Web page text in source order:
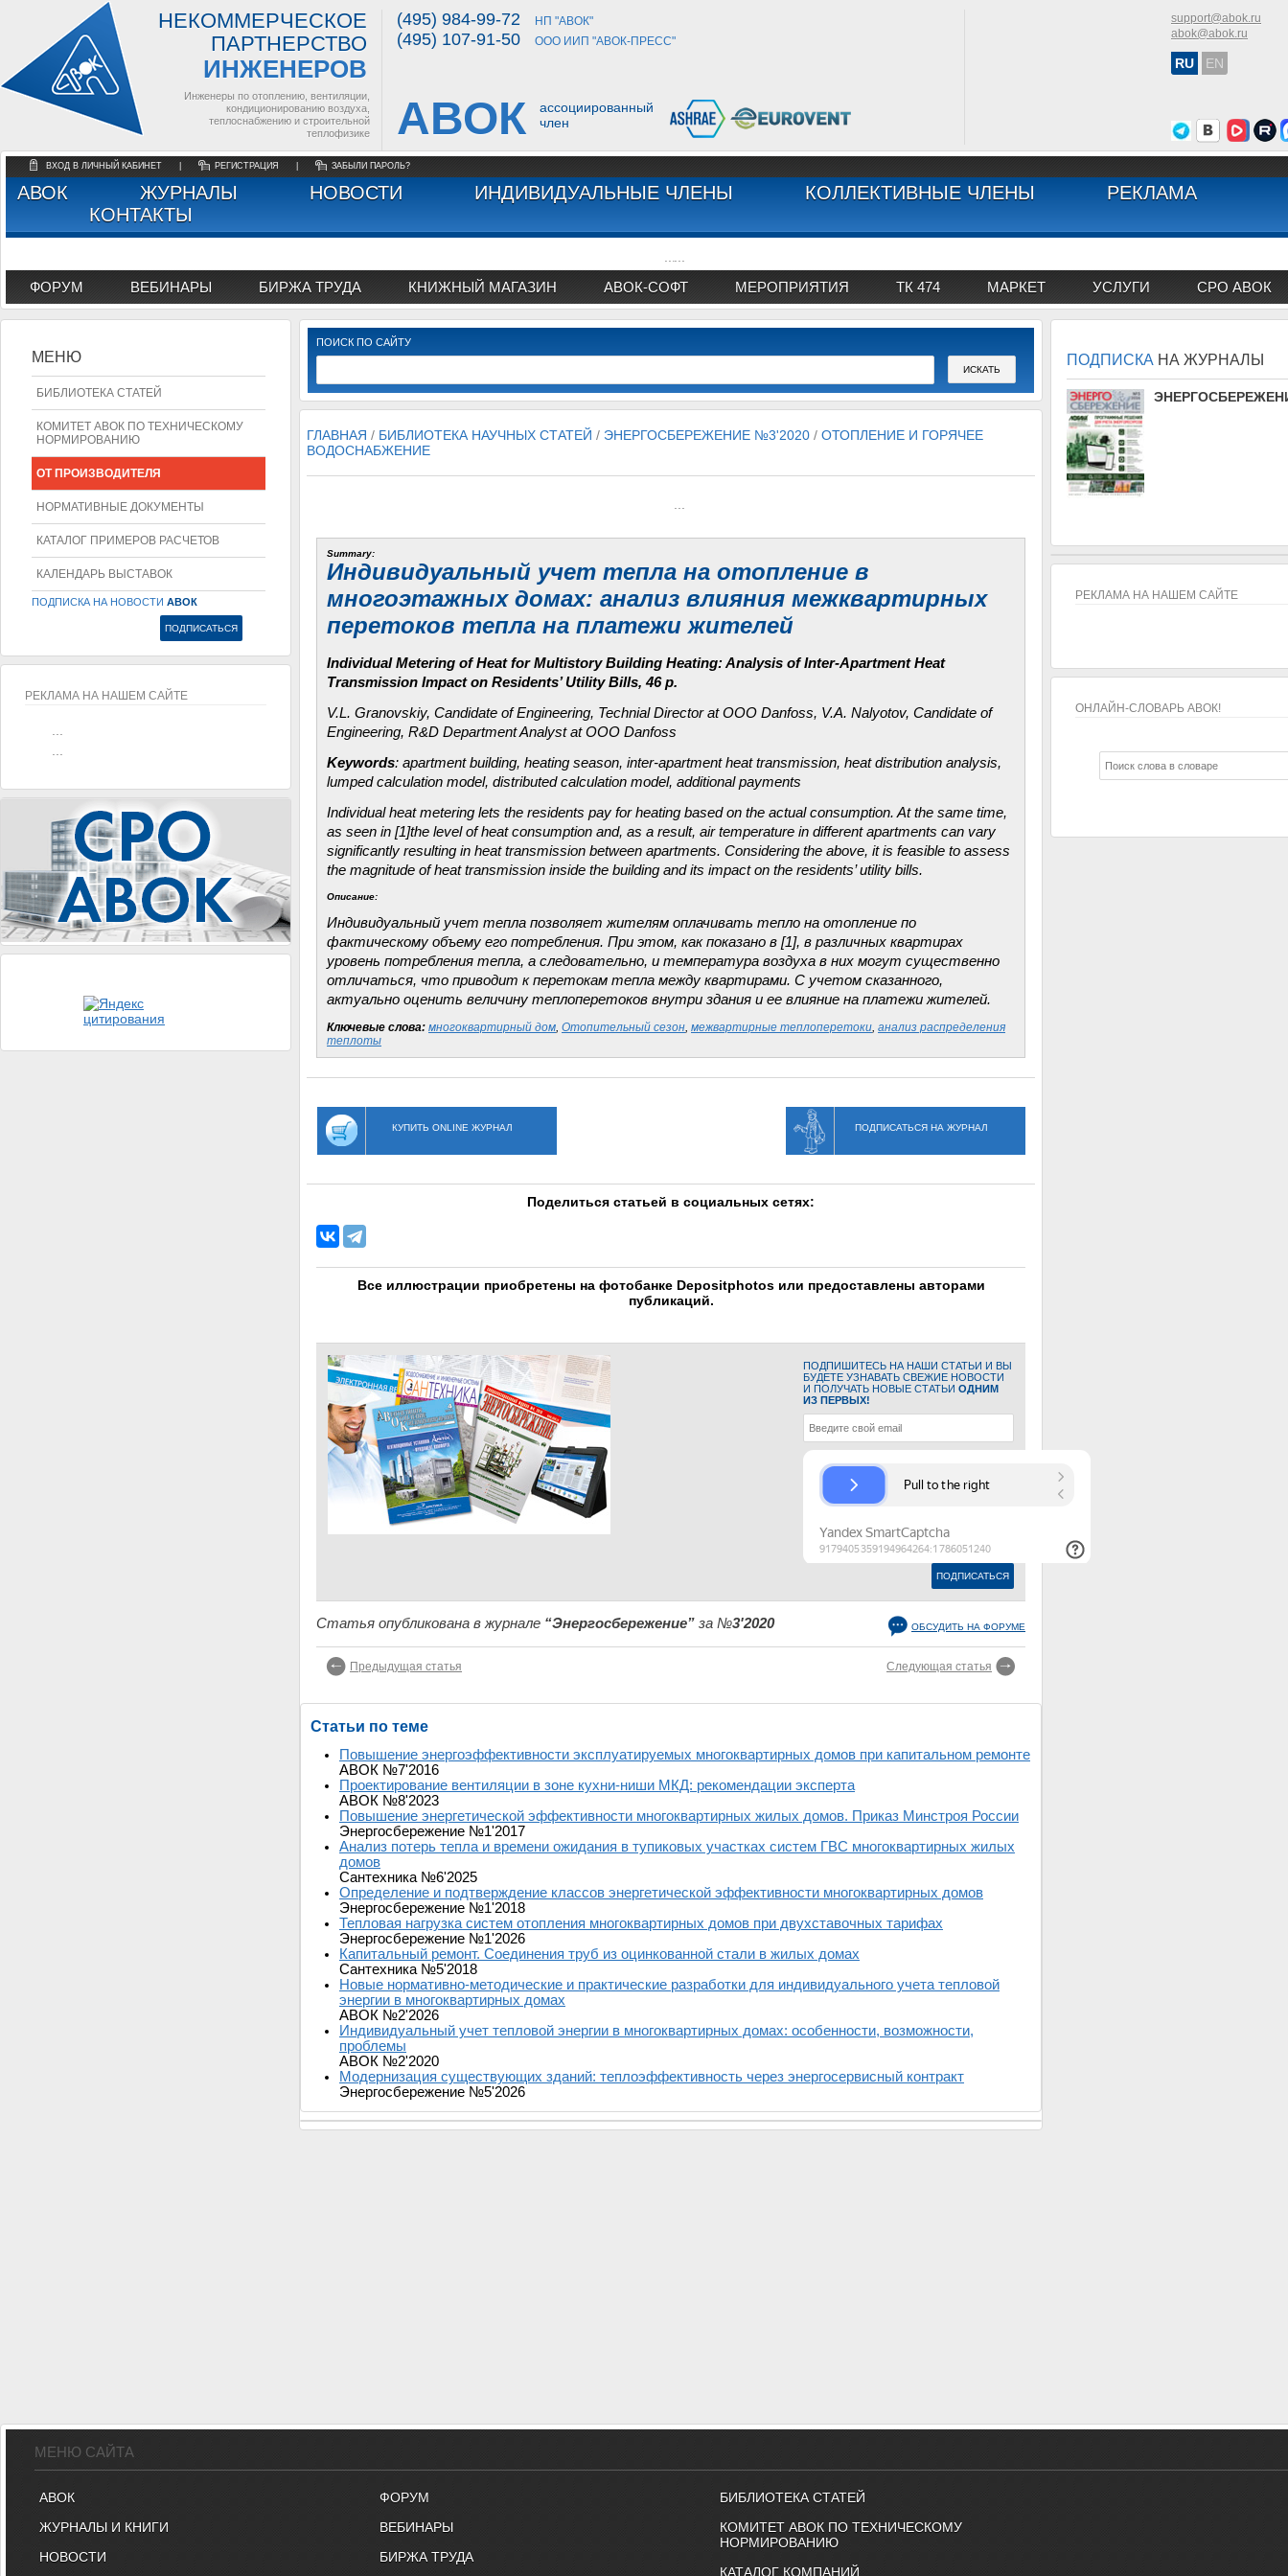
НЕКОММЕРЧЕСКОЕ
ПАРТНЕРСТВО
ИНЖЕНЕРОВ
Инженеры по отоплению, вентиляции,
кондиционированию воздуха,
теплоснабжению и строительной
теплофизике
(495) 984-99-72 НП "АВОК"
(495) 107-91-50 ООО ИИП "АВОК-ПРЕСС"
АВОК
ассоциированный
член
support@abok.ru
abok@abok.ru
RU EN
ВХОД В ЛИЧНЫЙ КАБИНЕТ РЕГИСТРАЦИЯ ЗАБЫЛИ ПАРОЛЬ?
АВОК ЖУРНАЛЫ НОВОСТИ ИНДИВИДУАЛЬНЫЕ ЧЛЕНЫ КОЛЛЕКТИВНЫЕ ЧЛЕНЫ
РЕКЛАМА
КОНТАКТЫ
ФОРУМ ВЕБИНАРЫ БИРЖА ТРУДА КНИЖНЫЙ МАГАЗИН АВОК-СОФТ МЕРОПРИЯТИЯ ТК 474 МАРКЕТ УСЛУГИ СРО АВОК
ПОИСК ПО САЙТУ
ГЛАВНАЯ / БИБЛИОТЕКА НАУЧНЫХ СТАТЕЙ / ЭНЕРГОСБЕРЕЖЕНИЕ №3'2020 / ОТОПЛЕНИЕ И ГОРЯЧЕЕ
ВОДОСНАБЖЕНИЕ
Summary:
Индивидуальный учет тепла на отопление в
многоэтажных домах: анализ влияния межквартирных
перетоков тепла на платежи жителей
Individual Metering of Heat for Multistory Building Heating: Analysis of Inter-Apartment Heat
Transmission Impact on Residents’ Utility Bills, 46 p.
V.L. Granovskiy, Candidate of Engineering, Technial Director at OOO Danfoss, V.A. Nalyotov, Candidate of
Engineering, R&D Department Analyst at OOO Danfoss
Keywords: apartment building, heating season, inter-apartment heat transmission, heat distribution analysis,
lumped calculation model, distributed calculation model, additional payments
Individual heat metering lets the residents pay for heating based on the actual consumption. At the same time,
as seen in [1]the level of heat consumption and, as a result, air temperature in different apartments can vary
significantly resulting in heat transmission between apartments. Considering the above, it is feasible to assess
the magnitude of heat transmission inside the building and its impact on the residents’ utility bills.
Описание:
Индивидуальный учет тепла позволяет жителям оплачивать тепло на отопление по
фактическому объему его потребления. При этом, как показано в [1], в различных квартирах
уровень потребления тепла, а следовательно, и температура воздуха в них могут существенно
отличаться, что приводит к перетокам тепла между квартирами. С учетом сказанного,
актуально оценить величину теплоперетоков внутри здания и ее влияние на платежи жителей.
Ключевые слова: многоквартирный дом, Отопительный сезон, межвартирные теплоперетоки, анализ распределения
теплоты
КУПИТЬ ONLINE ЖУРНАЛ ПОДПИСАТЬСЯ НА ЖУРНАЛ
Поделиться статьей в социальных сетях:
Все иллюстрации приобретены на фотобанке Depositphotos или предоставлены авторами
публикаций.
ПОДПИШИТЕСЬ НА НАШИ СТАТЬИ И ВЫ
БУДЕТЕ УЗНАВАТЬ СВЕЖИЕ НОВОСТИ
И ПОЛУЧАТЬ НОВЫЕ СТАТЬИ ОДНИМ
ИЗ ПЕРВЫХ!
Статья опубликована в журнале “Энергосбережение” за №3'2020 ОБСУДИТЬ НА ФОРУМЕ
Предыдущая статья Следующая статья
Статьи по теме
Повышение энергоэффективности эксплуатируемых многоквартирных домов при капитальном ремонте
АВОК №7'2016
Проектирование вентиляции в зоне кухни-ниши МКД: рекомендации эксперта
АВОК №8'2023
Повышение энергетической эффективности многоквартирных жилых домов. Приказ Минстроя России
Энергосбережение №1'2017
Анализ потерь тепла и времени ожидания в тупиковых участках систем ГВС многоквартирных жилых
домов
Сантехника №6'2025
Определение и подтверждение классов энергетической эффективности многоквартирных домов
Энергосбережение №1'2018
Тепловая нагрузка систем отопления многоквартирных домов при двухставочных тарифах
Энергосбережение №1'2026
Капитальный ремонт. Соединения труб из оцинкованной стали в жилых домах
Сантехника №5'2018
Новые нормативно-методические и практические разработки для индивидуального учета тепловой
энергии в многоквартирных домах
АВОК №2'2026
Индивидуальный учет тепловой энергии в многоквартирных домах: особенности, возможности,
проблемы
АВОК №2'2020
Модернизация существующих зданий: теплоэффективность через энергосервисный контракт
Энергосбережение №5'2026
МЕНЮ
БИБЛИОТЕКА СТАТЕЙ
КОМИТЕТ АВОК ПО ТЕХНИЧЕСКОМУ
НОРМИРОВАНИЮ
ОТ ПРОИЗВОДИТЕЛЯ
НОРМАТИВНЫЕ ДОКУМЕНТЫ
КАТАЛОГ ПРИМЕРОВ РАСЧЕТОВ
КАЛЕНДАРЬ ВЫСТАВОК
ПОДПИСКА НА НОВОСТИ АВОК
РЕКЛАМА НА НАШЕМ САЙТЕ
ПОДПИСКА НА ЖУРНАЛЫ
АВОК
РЕКЛАМА НА НАШЕМ САЙТЕ
ОНЛАЙН-СЛОВАРЬ АВОК!
МЕНЮ САЙТА
АВОК
ЖУРНАЛЫ И КНИГИ
НОВОСТИ
ФОРУМ
ВЕБИНАРЫ
БИРЖА ТРУДА
БИБЛИОТЕКА СТАТЕЙ
КОМИТЕТ АВОК ПО ТЕХНИЧЕСКОМУ
НОРМИРОВАНИЮ
КАТАЛОГ КОМПАНИЙ